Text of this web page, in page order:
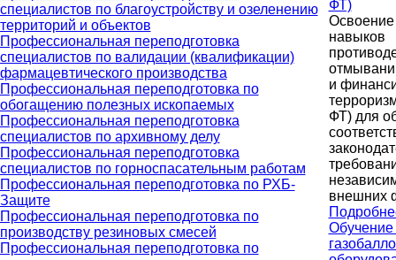
специалистов по благоустройству и озеленению
территорий и объектов
Профессиональная переподготовка
специалистов по валидации (квалификации)
фармацевтического производства
Профессиональная переподготовка по
обогащению полезных ископаемых
Профессиональная переподготовка
специалистов по архивному делу
Профессиональная переподготовка
специалистов по горноспасательным работам
Профессиональная переподготовка по РХБ-
Защите
Профессиональная переподготовка по
производству резиновых смесей
Профессиональная переподготовка по
ФТ)
навыков
и
ФТ) для
внешних
Обучение